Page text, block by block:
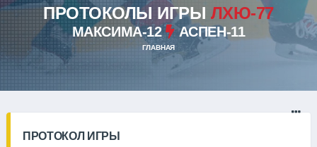
ПРОТОКОЛЫ ИГРЫ ЛХЮ-77
МАКСИМА-12 АСПЕН-11
ГЛАВНАЯ
ПРОТОКОЛ ИГРЫ